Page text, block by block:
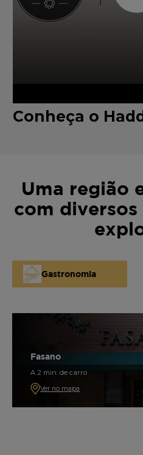
Conheça o
Uma região
com
Gastronomia
Fasano
A 2 min. de carro
Ver no mapa